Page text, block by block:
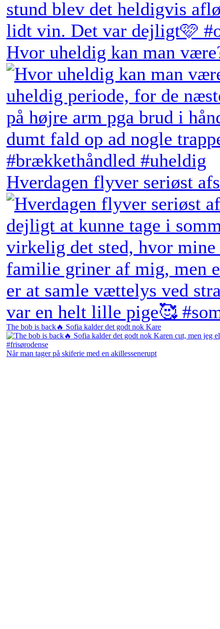
Hvor uheldig kan man
Hverdagen flyver seriøst
The bob is back🔥 Sofia kalder det godt nok Kare
Når man tager på skiferie med en akillessenerupt